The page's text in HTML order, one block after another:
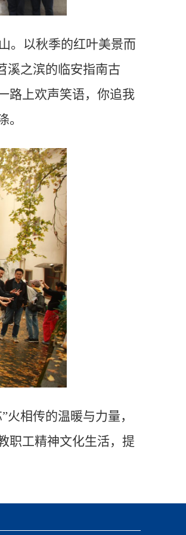
。以秋季的红叶美景而
溪之滨的临安指南古
路上欢声笑语，你追我
。
相传的温暖与力量，
职工精神文化生活，提